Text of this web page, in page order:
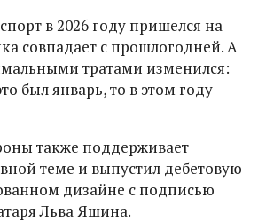
в 2026 году пришелся на
совпадает с прошлогодней. А
тратами изменился:
был январь, то в этом году –
также поддерживает
теме и выпустил дебетовую
дизайне с подписью
Льва Яшина.